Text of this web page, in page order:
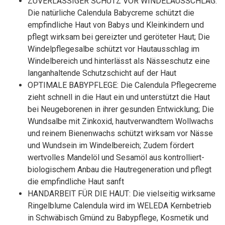
Die natürliche Calendula Babycreme schützt die
empfindliche Haut von Babys und Kleinkindern und
pflegt wirksam bei gereizter und geröteter Haut; Die
Windelpflegesalbe schützt vor Hautausschlag im
Windelbereich und hinterlässt als Nässeschutz eine
langanhaltende Schutzschicht auf der Haut
OPTIMALE BABYPFLEGE: Die Calendula Pflegecreme
zieht schnell in die Haut ein und unterstützt die Haut
bei Neugeborenen in ihrer gesunden Entwicklung; Die
Wundsalbe mit Zinkoxid, hautverwandtem Wollwachs
und reinem Bienenwachs schützt wirksam vor Nässe
und Wundsein im Windelbereich; Zudem fördert
wertvolles Mandelöl und Sesamöl aus kontrolliert-
biologischem Anbau die Hautregeneration und pflegt
die empfindliche Haut sanft
HANDARBEIT FÜR DIE HAUT: Die vielseitig wirksame
Ringelblume Calendula wird im WELEDA Kernbetrieb
in Schwäbisch Gmünd zu Babypflege, Kosmetik und